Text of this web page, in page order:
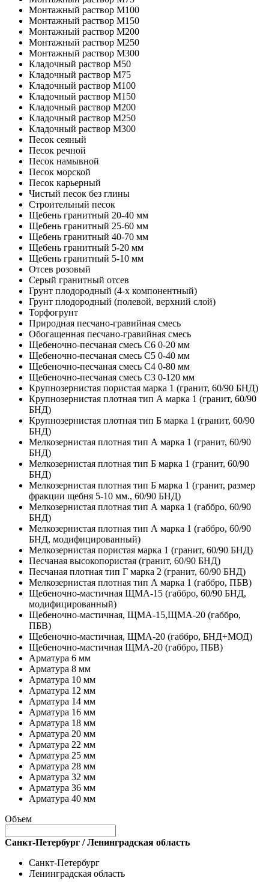
Монтажный раствор М100
Монтажный раствор М150
Монтажный раствор М200
Монтажный раствор М250
Монтажный раствор М300
Кладочный раствор М50
Кладочный раствор М75
Кладочный раствор М100
Кладочный раствор M150
Кладочный раствор M200
Кладочный раствор M250
Кладочный раствор M300
Песок сеяный
Песок речной
Песок намывной
Песок морской
Песок карьерный
Чистый песок без глины
Строительный песок
Щебень гранитный 20-40 мм
Щебень гранитный 25-60 мм
Щебень гранитный 40-70 мм
Щебень гранитный 5-20 мм
Щебень гранитный 5-10 мм
Отсев розовый
Серый гранитный отсев
Грунт плодородный (4-х компонентный)
Грунт плодородный (полевой, верхний слой)
Торфогрунт
Природная песчано-гравийная смесь
Обогащенная песчано-гравийная смесь
Щебеночно-песчаная смесь C6 0-20 мм
Щебеночно-песчаная смесь C5 0-40 мм
Щебеночно-песчаная смесь C4 0-80 мм
Щебеночно-песчаная смесь C3 0-120 мм
Крупнозернистая пористая марка 1 (гранит, 60/90 БНД)
Крупнозернистая плотная тип А марка 1 (гранит, 60/90
БНД)
Крупнозернистая плотная тип Б марка 1 (гранит, 60/90
БНД)
Мелкозернистая плотная тип А марка 1 (гранит, 60/90
БНД)
Мелкозернистая плотная тип Б марка 1 (гранит, 60/90
БНД)
Мелкозернистая плотная тип Б марка 1 (гранит, размер
фракции щебня 5-10 мм., 60/90 БНД)
Мелкозернистая плотная тип А марка 1 (габбро, 60/90
БНД)
Мелкозернистая плотная тип А марка 1 (габбро, 60/90
БНД, модифицированный)
Мелкозернистая пористая марка 1 (гранит, 60/90 БНД)
Песчаная высокопористая (гранит, 60/90 БНД)
Песчаная плотная тип Г марка 2 (гранит, 60/90 БНД)
Мелкозернистая плотная тип А марка 1 (габбро, ПБВ)
Щебеночно-мастичная ЩМА-15 (габбро, 60/90 БНД,
модифицированный)
Щебеночно-мастичная, ЩМА-15,ЩМА-20 (габбро,
ПБВ)
Щебеночно-мастичная, ЩМА-20 (габбро, БНД+МОД)
Щебеночно-мастичная ЩМА-20 (габбро, ПБВ)
Арматура 6 мм
Арматура 8 мм
Арматура 10 мм
Арматура 12 мм
Арматура 14 мм
Арматура 16 мм
Арматура 18 мм
Арматура 20 мм
Арматура 22 мм
Арматура 25 мм
Арматура 28 мм
Арматура 32 мм
Арматура 36 мм
Арматура 40 мм
Объем
Санкт-Петербург / Ленинградская область
Санкт-Петербург
Ленинградская область